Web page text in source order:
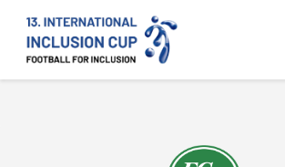
Home
Walking Football Turnier
Unterstützer